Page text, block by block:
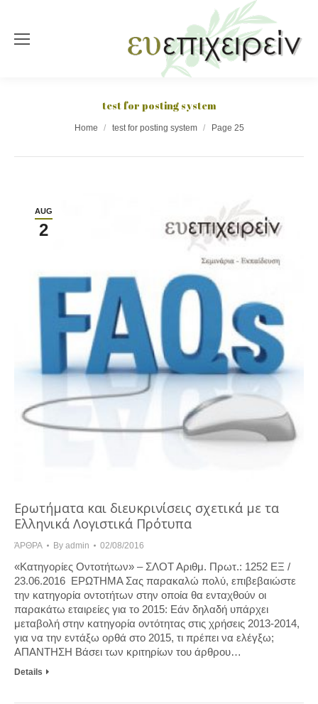
test for posting system
You are here:Home test for posting system Page 25
AUG
2
Ερωτήματα και διευκρινίσεις σχετικά με τα
Ελληνικά Λογιστικά Πρότυπα
ΆΡΘΡΑ By admin 02/08/2016
«Κατηγορίες Οντοτήτων» – ΣΛΟΤ Αριθμ. Πρωτ.: 1252 ΕΞ /
23.06.2016 ΕΡΩΤΗΜΑ Σας παρακαλώ πολύ, επιβεβαιώστε
την κατηγορία οντοτήτων στην οποία θα ενταχθούν οι
παρακάτω εταιρείες για το 2015: Εάν δηλαδή υπάρχει
μεταβολή στην κατηγορία οντότητας στις χρήσεις 2013-2014,
για να την εντάξω ορθά στο 2015, τι πρέπει να ελέγξω;
ΑΠΑΝΤΗΣΗ Βάσει των κριτηρίων του άρθρου…
Details